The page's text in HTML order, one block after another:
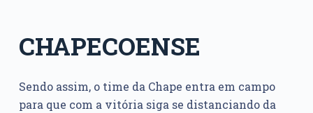
CHAPECOENSE
Sendo assim, o time da Chape entra em campo
para que com a vitória siga se distanciando da